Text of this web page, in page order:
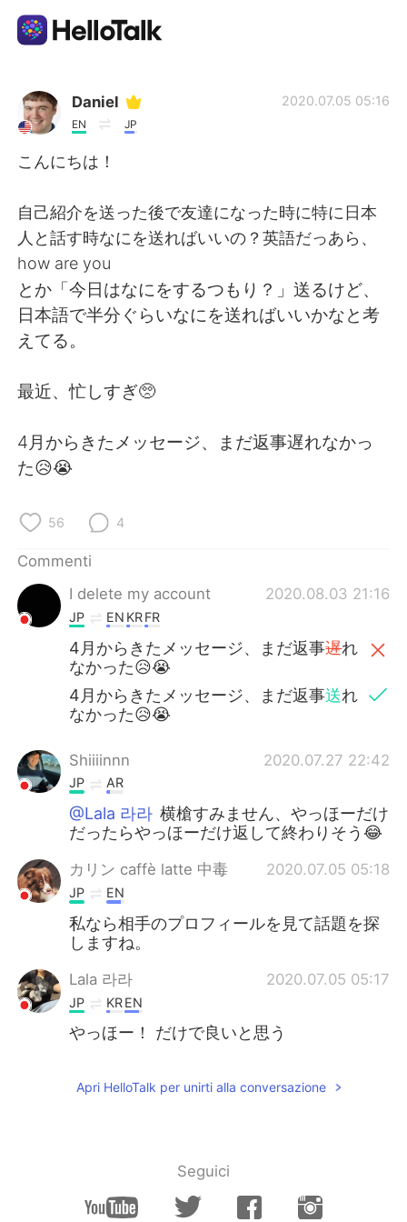
App di scambio linguistico
AI Grammar Checker
English
繁體中文 Español
한국어
Português
Daniel
EN JP
2020.07.05 05:16
こんにちは！
自己紹介を送った後で友達になった時に特に日本
人と話す時なにを送ればいいの？英語だっあら、
how are you
とか「今日はなにをするつもり？」送るけど、
日本語で半分ぐらいなにを送ればいいかなと考
えてる。
最近、忙しすぎ🥺
4月からきたメッセージ、まだ返事遅れなかっ
た😥😭
56 4
Commenti
I delete my account
2020.08.03 21:16
JP EN KRFR
4月からきたメッセージ、まだ返事遅れ
なかった😥😭
4月からきたメッセージ、まだ返事送れ
なかった😥😭
Shiiiinnn 2020.07.27 22:42
JP AR
@Lala 라라 横槍すみません、やっほーだけ
だったらやっほーだけ返して終わりそう😂
カリン caffè latte 中毒 2020.07.05 05:18
JP EN
私なら相手のプロフィールを見て話題を探
しますね。
Lala 라라 2020.07.05 05:17
JP KREN
やっほー！ だけで良いと思う
Apri HelloTalk per unirti alla conversazione
Seguici